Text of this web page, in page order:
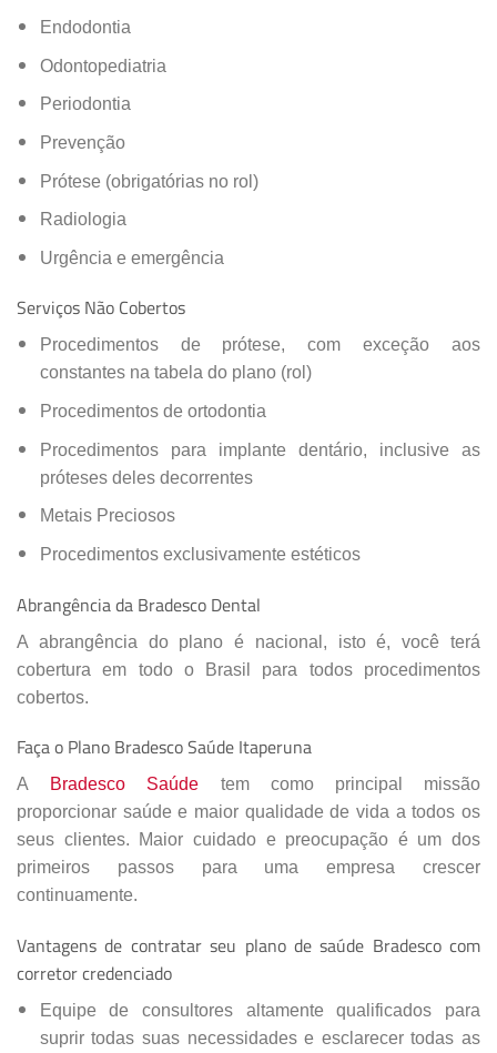
Endodontia
Odontopediatria
Periodontia
Prevenção
Prótese (obrigatórias no rol)
Radiologia
Urgência e emergência
Serviços Não Cobertos
Procedimentos de prótese, com exceção aos
constantes na tabela do plano (rol)
Procedimentos de ortodontia
Procedimentos para implante dentário, inclusive as
próteses deles decorrentes
Metais Preciosos
Procedimentos exclusivamente estéticos
Abrangência da Bradesco Dental
A abrangência do plano é nacional, isto é, você terá
cobertura em todo o Brasil para todos procedimentos
cobertos.
Faça o Plano Bradesco Saúde Itaperuna
A Bradesco Saúde tem como principal missão
proporcionar saúde e maior qualidade de vida a todos os
seus clientes. Maior cuidado e preocupação é um dos
primeiros passos para uma empresa crescer
continuamente.
Vantagens de contratar seu plano de saúde Bradesco com
corretor credenciado
Equipe de consultores altamente qualificados para
suprir todas suas necessidades e esclarecer todas as